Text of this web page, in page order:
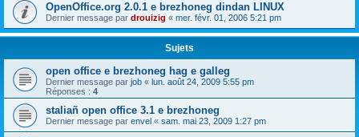
OpenOffice.org 2.0.1 e brezhoneg dindan LINUX
Dernier message par drouizig « mer. févr. 01, 2006 5:21 pm
Sujets
open office e brezhoneg hag e galleg
Dernier message par job « lun. août 24, 2009 5:55 pm
Réponses : 4
staliañ open office 3.1 e brezhoneg
Dernier message par envel « sam. mai 23, 2009 1:27 pm